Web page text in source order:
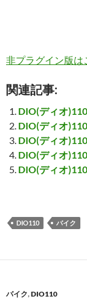
非プラグイン版は
関連記事:
DIO(ディオ
DIO(ディオ
DIO(ディオ
DIO(ディオ
DIO(ディオ
DIO110 バイク
バイク,DIO110